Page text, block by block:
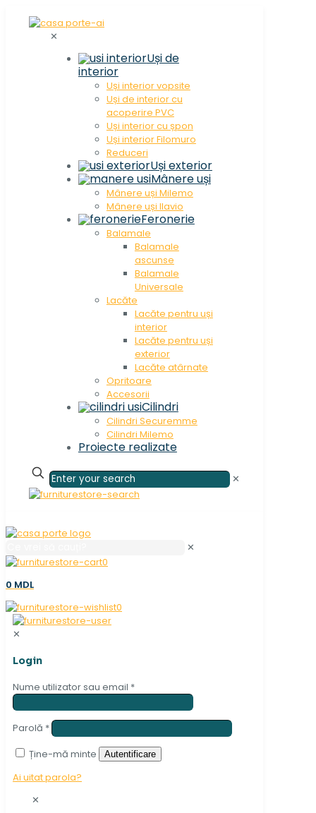
✕
Uși de
interior
Uși interior vopsite
Uși de interior cu
acoperire PVC
Uși interior cu șpon
Uși interior Filomuro
Reduceri
Uși exterior
Mânere uși
Mânere uși Milemo
Mânere uși Ilavio
Feronerie
Balamale
Balamale
ascunse
Balamale
Universale
Lacăte
Lacăte pentru uși
interior
Lacăte pentru uși
exterior
Lacăte atârnate
Opritoare
Accesorii
Cilindri
Cilindri Securemme
Cilindri Milemo
Proiecte realizate
✕
✕
0
0 MDL
0
✕
Login
Nume utilizator sau email *
Parolă *
Ține-mă minte
Autentificare
Ai uitat parola?
✕